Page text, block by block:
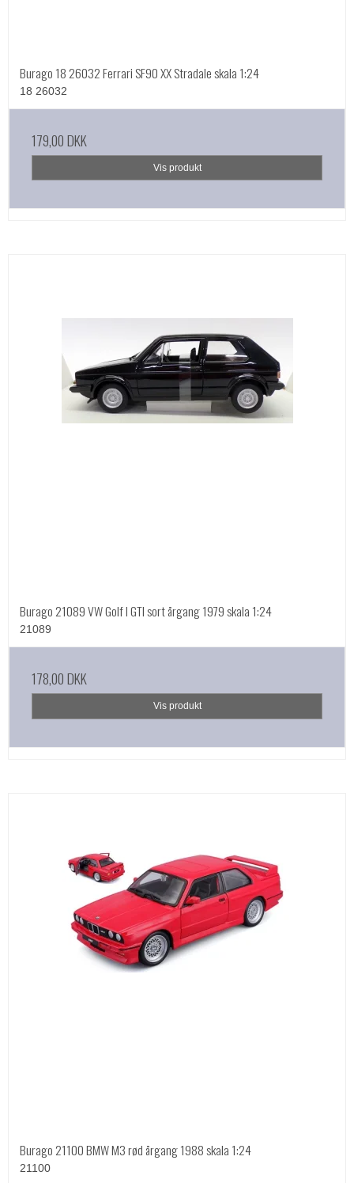
Burago 18 26032 Ferrari SF90 XX Stradale skala 1:24
18 26032
179,00 DKK
Vis produkt
Burago 21089 VW Golf I GTI sort årgang 1979 skala 1:24
21089
178,00 DKK
Vis produkt
Burago 21100 BMW M3 rød årgang 1988 skala 1:24
21100